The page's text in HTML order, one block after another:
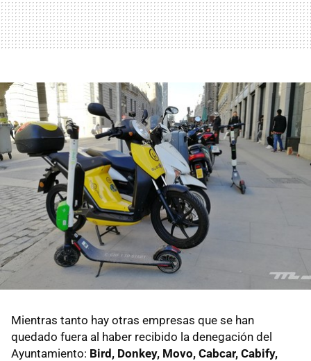
Mientras tanto hay otras empresas que se han
quedado fuera al haber recibido la denegación del
Ayuntamiento: Bird, Donkey, Movo, Cabcar, Cabify,